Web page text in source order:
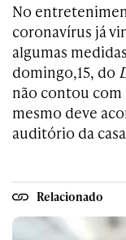
No
coronavírus já
algumas
domingo,15, do
não contou com
mesmo deve
auditório da
Relacionado